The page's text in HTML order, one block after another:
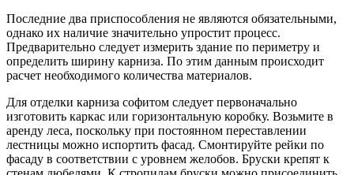
Последние два приспособления не являются обязательными,
однако их наличие значительно упростит процесс.
Предварительно следует измерить здание по периметру и
определить ширину карниза. По этим данным происходит
расчет необходимого количества материалов.
Для отделки карниза софитом следует первоначально
изготовить каркас или горизонтальную коробку. Возьмите в
аренду леса, поскольку при постоянном переставлении
лестницы можно испортить фасад. Смонтируйте рейки по
фасаду в соответствии с уровнем желобов. Бруски крепят к